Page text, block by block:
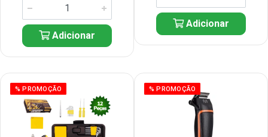
Adicionar
Adicionar
% PROMOÇÃO % PROMOÇÃO